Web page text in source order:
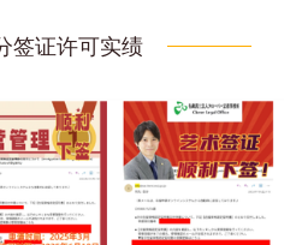
签证许可实绩